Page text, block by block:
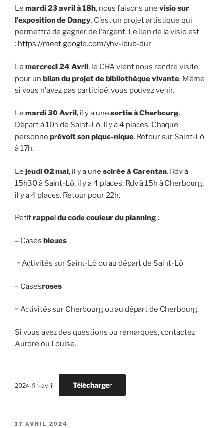
Le mardi 23 avril à 18h, nous faisons une visio sur
l’exposition de Dangy. C’est un projet artistique qui
permettra de gagner de l’argent. Le lien de la visio est
: https://meet.google.com/yhv-ibub-dur
Le mercredi 24 Avril, le CRA vient nous rendre visite
pour un bilan du projet de bibliothèque vivante. Même
si vous n’avez pas participé, vous pouvez venir.
Le mardi 30 Avril , il y a une sortie à Cherbourg.
Départ à 10h de Saint-Lô. Il y a 4 places. Chaque
personne prévoit son pique-nique. Retour sur Saint-Lô
à 17h.
Le jeudi 02 mai, il y a une soirée à Carentan. Rdv à
15h30 à Saint-Lô, il y a 4 places. Rdv à 15h à Cherbourg,
il y a 4 places. Retour pour 22h.
Petitrappel du code couleur du planning:
– Cases bleues
= Activités sur Saint-Lô ou au départ de Saint-Lô
– Casesroses
= Activités sur Cherbourg ou au départ de Cherbourg.
Si vous avez des questions ou remarques, contactez
Aurore ou Louise.
2024-fin-avril Télécharger
PUBLIÉ
17 AVRIL 2024